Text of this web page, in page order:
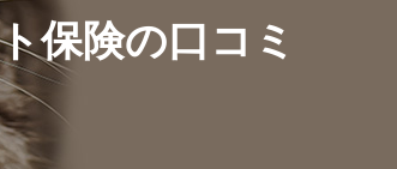
保険の口コミ